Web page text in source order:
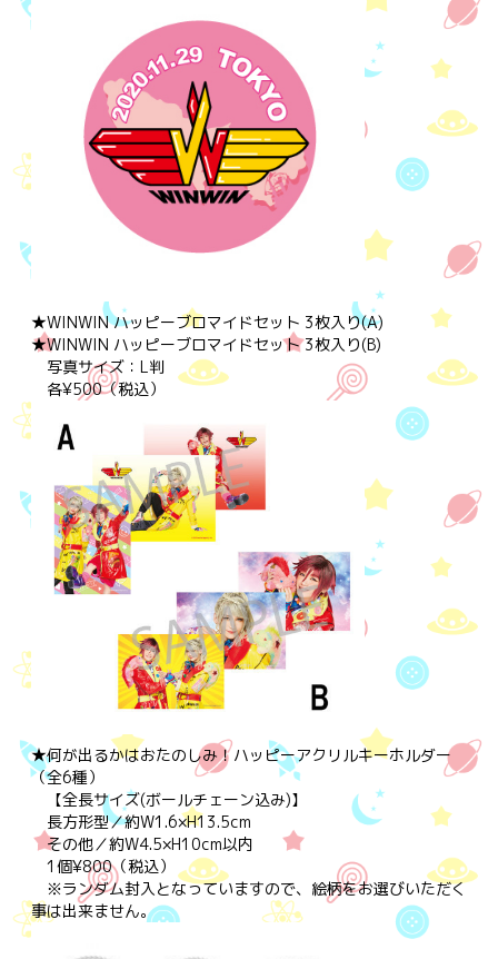
★WINWIN ハッピーブロマイドセット 3枚入り(A)
★WINWIN ハッピーブロマイドセット 3枚入り(B)
写真サイズ：L判
各¥500（税込）
★何が出るかはおたのしみ！ハッピーアクリルキーホルダー
（全6種）
【全長サイズ(ボールチェーン込み)】
長方形型／約W1.6×H13.5cm
その他／約W4.5×H10cm以内
1個¥800（税込）
※ランダム封入となっていますので、絵柄をお選びいただく
事は出来ません。